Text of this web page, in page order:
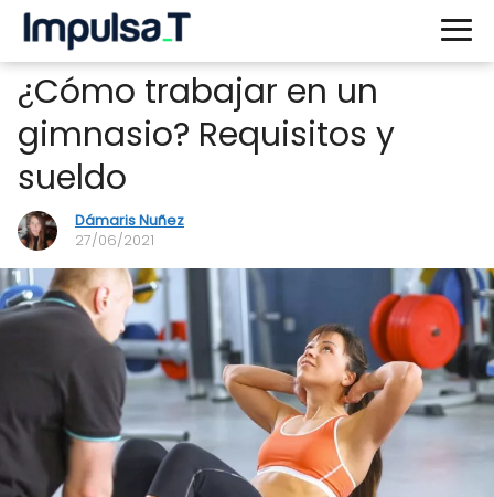
¿Cómo trabajar en un
gimnasio? Requisitos y
sueldo
Dámaris Nuñez
27/06/2021